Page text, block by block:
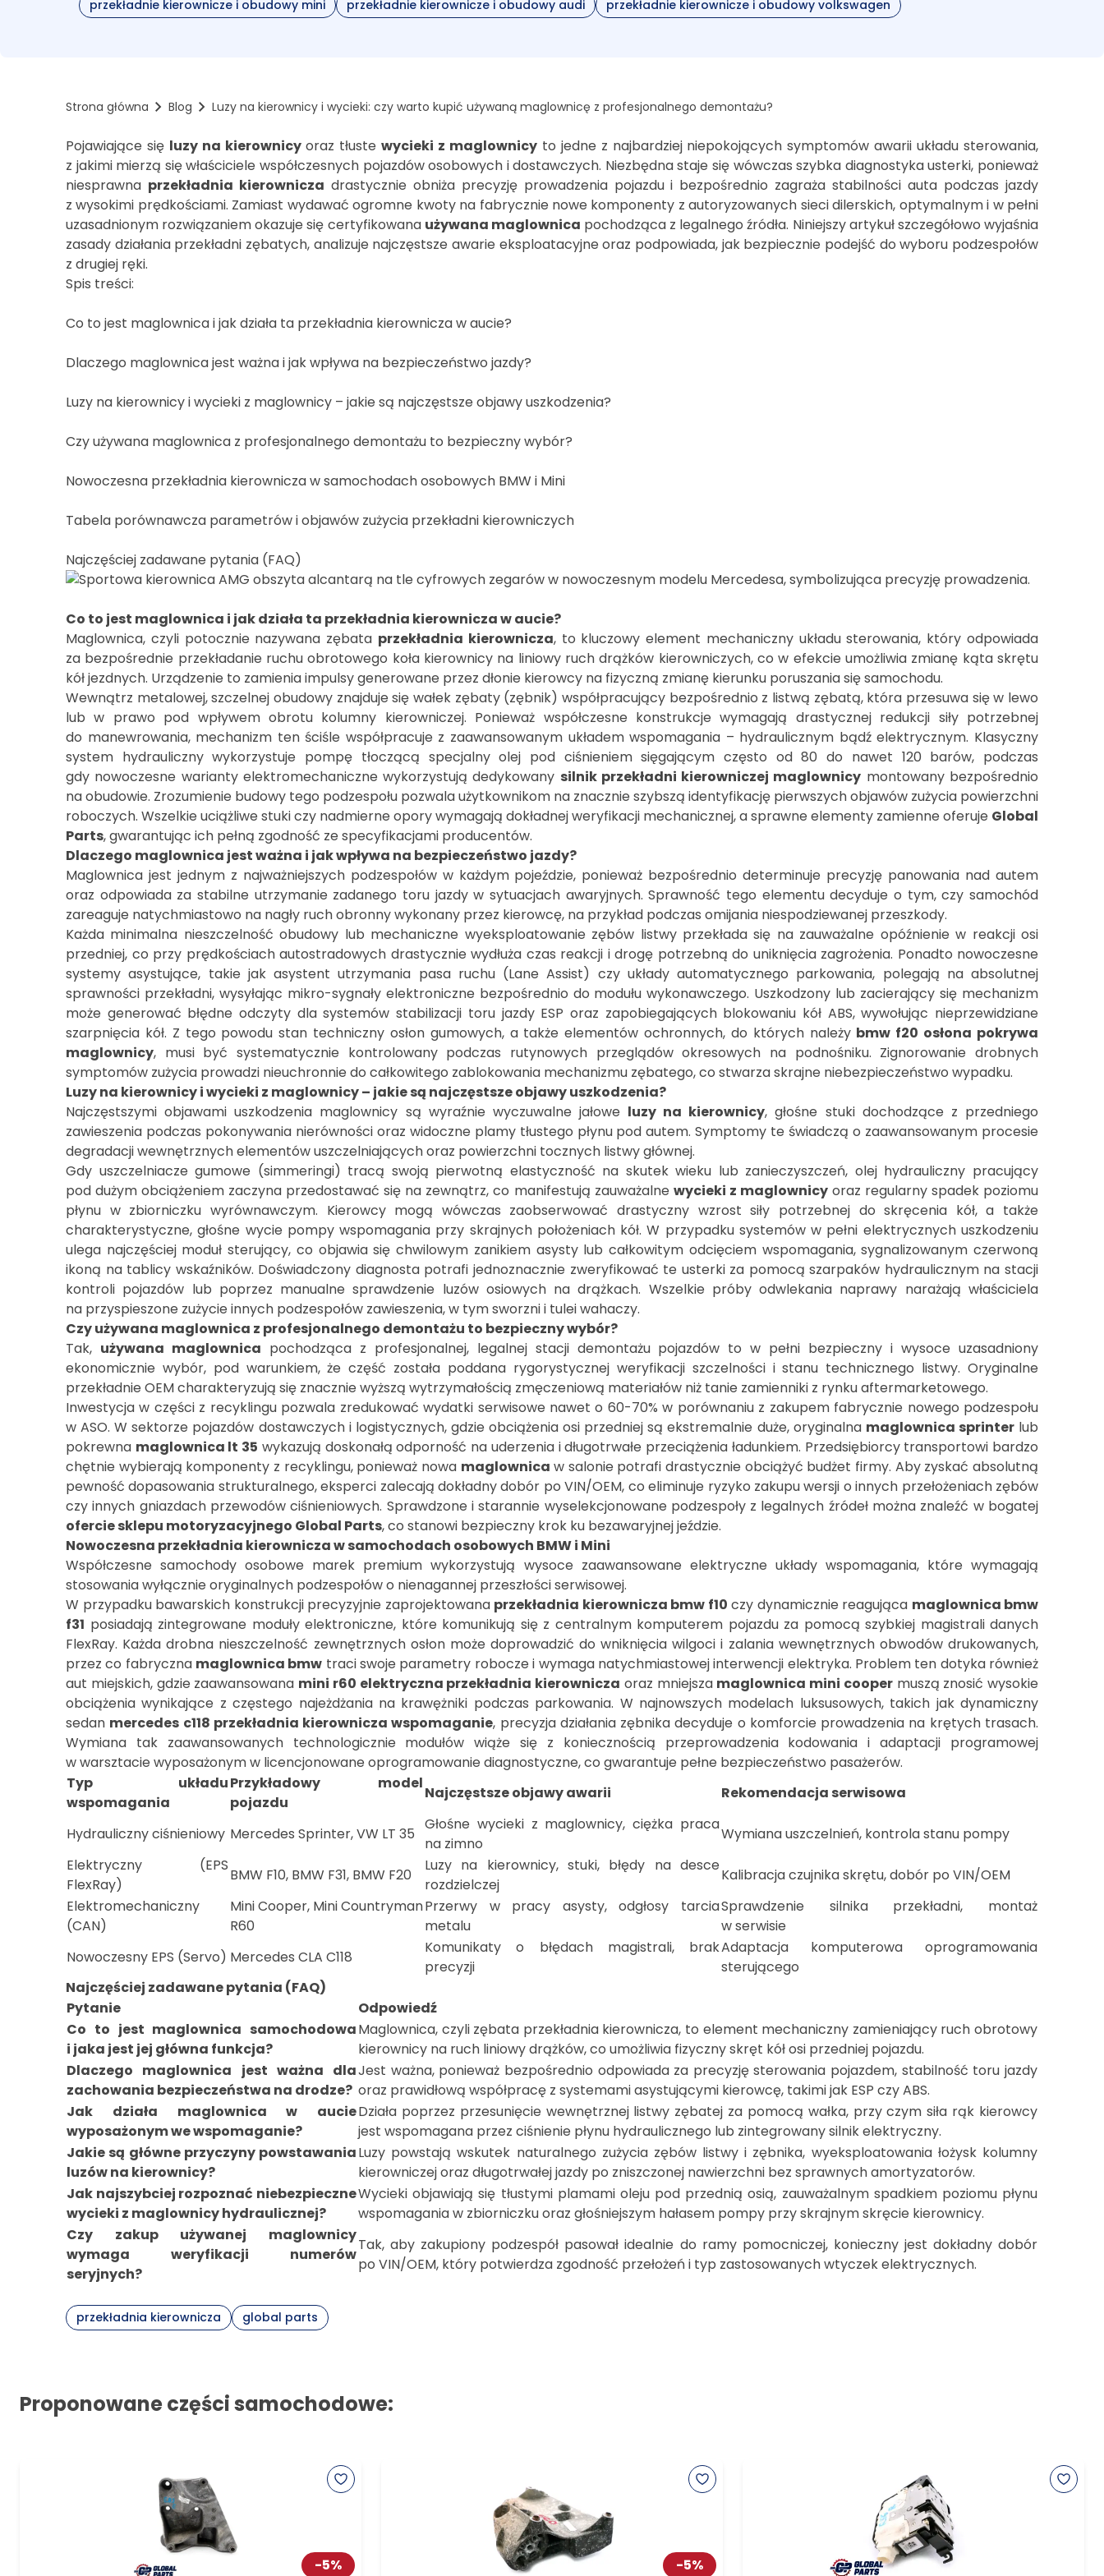
przekładnie kierownicze i obudowy mini
przekładnie kierownicze i obudowy audi przekładnie kierownicze i obudowy volkswagen
Strona główna Blog Luzy na kierownicy i wycieki: czy warto kupić używaną maglownicę z profesjonalnego demontażu?
Pojawiające się luzy na kierownicyoraz tłustewycieki z maglownicy to jedne z najbardziej niepokojących symptomów awarii układu sterowania,
z jakimi mierzą się właściciele współczesnych pojazdów osobowych i dostawczych. Niezbędna staje się wówczas szybka diagnostyka usterki, ponieważ
niesprawna przekładnia kierownicza drastycznie obniża precyzję prowadzenia pojazdu i bezpośrednio zagraża stabilności auta podczas jazdy
z wysokimi prędkościami. Zamiast wydawać ogromne kwoty na fabrycznie nowe komponenty z autoryzowanych sieci dilerskich, optymalnym i w pełni
uzasadnionym rozwiązaniem okazuje się certyfikowana używana maglownica pochodząca z legalnego źródła. Niniejszy artykuł szczegółowo wyjaśnia
zasady działania przekładni zębatych, analizuje najczęstsze awarie eksploatacyjne oraz podpowiada, jak bezpiecznie podejść do wyboru podzespołów
z drugiej ręki.
Spis treści:
Co to jest maglownica i jak działa ta przekładnia kierownicza w aucie?
Dlaczego maglownica jest ważna i jak wpływa na bezpieczeństwo jazdy?
Luzy na kierownicy i wycieki z maglownicy – jakie są najczęstsze objawy uszkodzenia?
Czy używana maglownica z profesjonalnego demontażu to bezpieczny wybór?
Nowoczesna przekładnia kierownicza w samochodach osobowych BMW i Mini
Tabela porównawcza parametrów i objawów zużycia przekładni kierowniczych
Co to jest maglownica i jak działa ta przekładnia kierownicza w aucie?
Maglownica, czyli potocznie nazywana zębata przekładnia kierownicza, to kluczowy element mechaniczny układu sterowania, który odpowiada
za bezpośrednie przekładanie ruchu obrotowego koła kierownicy na liniowy ruch drążków kierowniczych, co w efekcie umożliwia zmianę kąta skrętu
kół jezdnych. Urządzenie to zamienia impulsy generowane przez dłonie kierowcy na fizyczną zmianę kierunku poruszania się samochodu.
Wewnątrz metalowej, szczelnej obudowy znajduje się wałek zębaty (zębnik) współpracujący bezpośrednio z listwą zębatą, która przesuwa się w lewo
lub w prawo pod wpływem obrotu kolumny kierowniczej. Ponieważ współczesne konstrukcje wymagają drastycznej redukcji siły potrzebnej
do manewrowania, mechanizm ten ściśle współpracuje z zaawansowanym układem wspomagania – hydraulicznym bądź elektrycznym. Klasyczny
system hydrauliczny wykorzystuje pompę tłoczącą specjalny olej pod ciśnieniem sięgającym często od 80 do nawet 120 barów, podczas
gdy nowoczesne warianty elektromechaniczne wykorzystują dedykowany silnik przekładni kierowniczej maglownicy montowany bezpośrednio
na obudowie. Zrozumienie budowy tego podzespołu pozwala użytkownikom na znacznie szybszą identyfikację pierwszych objawów zużycia powierzchni
roboczych. Wszelkie uciążliwe stuki czy nadmierne opory wymagają dokładnej weryfikacji mechanicznej, a sprawne elementy zamienne oferuje Global
Parts, gwarantując ich pełną zgodność ze specyfikacjami producentów.
Dlaczego maglownica jest ważna i jak wpływa na bezpieczeństwo jazdy?
Maglownica jest jednym z najważniejszych podzespołów w każdym pojeździe, ponieważ bezpośrednio determinuje precyzję panowania nad autem
oraz odpowiada za stabilne utrzymanie zadanego toru jazdy w sytuacjach awaryjnych. Sprawność tego elementu decyduje o tym, czy samochód
zareaguje natychmiastowo na nagły ruch obronny wykonany przez kierowcę, na przykład podczas omijania niespodziewanej przeszkody.
Każda minimalna nieszczelność obudowy lub mechaniczne wyeksploatowanie zębów listwy przekłada się na zauważalne opóźnienie w reakcji osi
przedniej, co przy prędkościach autostradowych drastycznie wydłuża czas reakcji i drogę potrzebną do uniknięcia zagrożenia. Ponadto nowoczesne
systemy asystujące, takie jak asystent utrzymania pasa ruchu (Lane Assist) czy układy automatycznego parkowania, polegają na absolutnej
sprawności przekładni, wysyłając mikro-sygnały elektroniczne bezpośrednio do modułu wykonawczego. Uszkodzony lub zacierający się mechanizm
może generować błędne odczyty dla systemów stabilizacji toru jazdy ESP oraz zapobiegających blokowaniu kół ABS, wywołując nieprzewidziane
szarpnięcia kół. Z tego powodu stan techniczny osłon gumowych, a także elementów ochronnych, do których należy bmw f20 osłona pokrywa
maglownicy, musi być systematycznie kontrolowany podczas rutynowych przeglądów okresowych na podnośniku. Zignorowanie drobnych
symptomów zużycia prowadzi nieuchronnie do całkowitego zablokowania mechanizmu zębatego, co stwarza skrajne niebezpieczeństwo wypadku.
Luzy na kierownicy i wycieki z maglownicy – jakie są najczęstsze objawy uszkodzenia?
Najczęstszymi objawami uszkodzenia maglownicy są wyraźnie wyczuwalne jałowe luzy na kierownicy, głośne stuki dochodzące z przedniego
zawieszenia podczas pokonywania nierówności oraz widoczne plamy tłustego płynu pod autem. Symptomy te świadczą o zaawansowanym procesie
degradacji wewnętrznych elementów uszczelniających oraz powierzchni tocznych listwy głównej.
Gdy uszczelniacze gumowe (simmeringi) tracą swoją pierwotną elastyczność na skutek wieku lub zanieczyszczeń, olej hydrauliczny pracujący
pod dużym obciążeniem zaczyna przedostawać się na zewnątrz, co manifestują zauważalne wycieki z maglownicyoraz regularny spadek poziomu
płynu w zbiorniczku wyrównawczym. Kierowcy mogą wówczas zaobserwować drastyczny wzrost siły potrzebnej do skręcenia kół, a także
charakterystyczne, głośne wycie pompy wspomagania przy skrajnych położeniach kół. W przypadku systemów w pełni elektrycznych uszkodzeniu
ulega najczęściej moduł sterujący, co objawia się chwilowym zanikiem asysty lub całkowitym odcięciem wspomagania, sygnalizowanym czerwoną
ikoną na tablicy wskaźników. Doświadczony diagnosta potrafi jednoznacznie zweryfikować te usterki za pomocą szarpaków hydraulicznym na stacji
kontroli pojazdów lub poprzez manualne sprawdzenie luzów osiowych na drążkach. Wszelkie próby odwlekania naprawy narażają właściciela
na przyspieszone zużycie innych podzespołów zawieszenia, w tym sworzni i tulei wahaczy.
Czy używana maglownica z profesjonalnego demontażu to bezpieczny wybór?
Tak, używana maglownica pochodząca z profesjonalnej, legalnej stacji demontażu pojazdów to w pełni bezpieczny i wysoce uzasadniony
ekonomicznie wybór, pod warunkiem, że część została poddana rygorystycznej weryfikacji szczelności i stanu technicznego listwy. Oryginalne
przekładnie OEM charakteryzują się znacznie wyższą wytrzymałością zmęczeniową materiałów niż tanie zamienniki z rynku aftermarketowego.
Inwestycja w części z recyklingu pozwala zredukować wydatki serwisowe nawet o 60-70% w porównaniu z zakupem fabrycznie nowego podzespołu
w ASO. W sektorze pojazdów dostawczych i logistycznych, gdzie obciążenia osi przedniej są ekstremalnie duże, oryginalna maglownica sprinterlub
pokrewna maglownica lt 35 wykazują doskonałą odporność na uderzenia i długotrwałe przeciążenia ładunkiem. Przedsiębiorcy transportowi bardzo
chętnie wybierają komponenty z recyklingu, ponieważ nowa maglownica w salonie potrafi drastycznie obciążyć budżet firmy. Aby zyskać absolutną
pewność dopasowania strukturalnego, eksperci zalecają dokładny dobór po VIN/OEM, co eliminuje ryzyko zakupu wersji o innych przełożeniach zębów
czy innych gniazdach przewodów ciśnieniowych. Sprawdzone i starannie wyselekcjonowane podzespoły z legalnych źródeł można znaleźć w bogatej
ofercie sklepu motoryzacyjnego Global Parts, co stanowi bezpieczny krok ku bezawaryjnej jeździe.
Nowoczesna przekładnia kierownicza w samochodach osobowych BMW i Mini
Współczesne samochody osobowe marek premium wykorzystują wysoce zaawansowane elektryczne układy wspomagania, które wymagają
stosowania wyłącznie oryginalnych podzespołów o nienagannej przeszłości serwisowej.
W przypadku bawarskich konstrukcji precyzyjnie zaprojektowana przekładnia kierownicza bmw f10 czy dynamicznie reagująca maglownica bmw
f31 posiadają zintegrowane moduły elektroniczne, które komunikują się z centralnym komputerem pojazdu za pomocą szybkiej magistrali danych
FlexRay. Każda drobna nieszczelność zewnętrznych osłon może doprowadzić do wniknięcia wilgoci i zalania wewnętrznych obwodów drukowanych,
przez co fabryczna maglownica bmw traci swoje parametry robocze i wymaga natychmiastowej interwencji elektryka. Problem ten dotyka również
aut miejskich, gdzie zaawansowana mini r60 elektryczna przekładnia kierownicza oraz mniejsza maglownica mini coopermuszą znosić wysokie
obciążenia wynikające z częstego najeżdżania na krawężniki podczas parkowania. W najnowszych modelach luksusowych, takich jak dynamiczny
sedan mercedes c118 przekładnia kierownicza wspomaganie, precyzja działania zębnika decyduje o komforcie prowadzenia na krętych trasach.
Wymiana tak zaawansowanych technologicznie modułów wiąże się z koniecznością przeprowadzenia kodowania i adaptacji programowej
w warsztacie wyposażonym w licencjonowane oprogramowanie diagnostyczne, co gwarantuje pełne bezpieczeństwo pasażerów.
Typ układu
wspomagania
Przykładowy model
pojazdu
Najczęstsze objawy awarii Rekomendacja serwisowa
Hydrauliczny ciśnieniowy Mercedes Sprinter, VW LT 35
Głośne wycieki z maglownicy, ciężka praca
na zimno
Wymiana uszczelnień, kontrola stanu pompy
Elektryczny (EPS
FlexRay)
BMW F10, BMW F31, BMW F20
Luzy na kierownicy, stuki, błędy na desce
rozdzielczej
Kalibracja czujnika skrętu, dobór po VIN/OEM
Elektromechaniczny
(CAN)
Mini Cooper, Mini Countryman
R60
Przerwy w pracy asysty, odgłosy tarcia
metalu
Sprawdzenie silnika przekładni, montaż
w serwisie
Nowoczesny EPS (Servo) Mercedes CLA C118
Komunikaty o błędach magistrali, brak
precyzji
Adaptacja komputerowa oprogramowania
sterującego
Najczęściej zadawane pytania (FAQ)
Pytanie
Odpowiedź
Co to jest maglownica samochodowa
i jaka jest jej główna funkcja?
Maglownica, czyli zębata przekładnia kierownicza, to element mechaniczny zamieniający ruch obrotowy
kierownicy na ruch liniowy drążków, co umożliwia fizyczny skręt kół osi przedniej pojazdu.
Dlaczego maglownica jest ważna dla
zachowania bezpieczeństwa na drodze?
Jest ważna, ponieważ bezpośrednio odpowiada za precyzję sterowania pojazdem, stabilność toru jazdy
oraz prawidłową współpracę z systemami asystującymi kierowcę, takimi jak ESP czy ABS.
Jak działa maglownica w aucie
wyposażonym we wspomaganie?
Działa poprzez przesunięcie wewnętrznej listwy zębatej za pomocą wałka, przy czym siła rąk kierowcy
jest wspomagana przez ciśnienie płynu hydraulicznego lub zintegrowany silnik elektryczny.
Jakie są główne przyczyny powstawania
luzów na kierownicy?
Luzy powstają wskutek naturalnego zużycia zębów listwy i zębnika, wyeksploatowania łożysk kolumny
kierowniczej oraz długotrwałej jazdy po zniszczonej nawierzchni bez sprawnych amortyzatorów.
Jak najszybciej rozpoznać niebezpieczne
wycieki z maglownicy hydraulicznej?
Wycieki objawiają się tłustymi plamami oleju pod przednią osią, zauważalnym spadkiem poziomu płynu
wspomagania w zbiorniczku oraz głośniejszym hałasem pompy przy skrajnym skręcie kierownicy.
Czy zakup używanej maglownicy
wymaga weryfikacji numerów
seryjnych?
Tak, aby zakupiony podzespół pasował idealnie do ramy pomocniczej, konieczny jest dokładny dobór
po VIN/OEM, który potwierdza zgodność przełożeń i typ zastosowanych wtyczek elektrycznych.
przekładnia kierownicza global parts
Proponowane części samochodowe:
-5% -5%